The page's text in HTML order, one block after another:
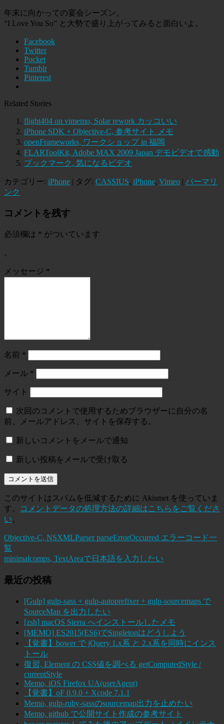
年末に向かっての宴会シーズン。
“I Love You So” と大勢で盛り上がってみると面白いよ。
Facebook
Twitter
Pocket
Tumblr
Pinterest
Related Stories
flight404 on vimemo, Solar rework カッコいい
iPhone SDK + Objective-C, 参考サイト メモ
openFrameworks, ワークショップ in 福岡
FLARToolKit, Adobe MAX 2009 Japan デモビデオで感動
ブックマーク, 気になるビデオ
カテゴリー: iPhone | タグ: CASSIUS, iPhone, Vimeo | パーマリ
ンク
コメントを残す
必須欄は * がついています
。
メッセージ *
名前 *
メール *
サイト
次回のコメントで使用するためブラウザーに自分の名
前、メールアドレス、サイトを保存する。
新しいコメントをメールで通知
新しい投稿をメールで受け取る
このサイトはスパムを低減するために Akismet を使っていま
す。
コメントデータの処理方法の詳細はこちらをご覧くださ
い。
Objective-C, NSXMLParser parseErrorOccurred エラーコード一
覧
minimalcomps, TextAreaで日本語を入力したい
最近の投稿
[Gulp] gulp-sass + gulp-autoprefixer + gulp-sourcemaps で
SourceMap を出力したい
[zsh] macOS Sierra へインストールしたメモ
[MEMO] ES2015(ES6)でSingletonはどうしよう
【覚書】bower で jQuery 1.x系 と 2.x系を同時にインス
トール
復習, Element の CSS値を調べる getComputedStyle /
currentStyle
Memo, iOS Firefox UA(userAgent)
【覚書】oF 0.9.0 + Xcode 7.1.1
Memo, gulp-ruby-sassのsourcemap出力を止めたい
Memo, github で公開サイト作成の参考サイト